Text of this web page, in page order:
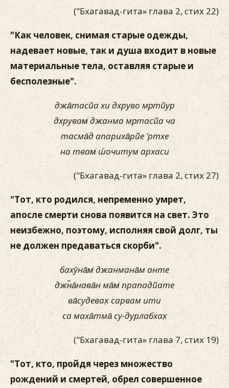
("Бхагавад-гита» глава 2, стих 22)
"Как человек, снимая старые одежды,
надевает новые, так и душа входит в новые
материальные тела, оставляя старые и
бесполезные".
джа̄тасйа хи дхруво мр̣тйур
дхрувам̇ джанма мр̣тасйа ча
тасма̄д апариха̄рйе ’ртхе
на твам̇ ш́очитум архаси
("Бхагавад-гита» глава 2, стих 27)
"Тот, кто родился, непременно умрет,
апосле смерти снова появится на свет. Это
неизбежно, поэтому, исполняя свой долг, ты
не должен предаваться скорби".
бахӯна̄м̇ джанмана̄м анте
джн̃а̄нава̄н ма̄м̇ прападйате
ва̄судевах̣ сарвам ити
са маха̄тма̄ су-дурлабхах̣
("Бхагавад-гита» глава 7, стих 19)
"Тот, кто, пройдя через множество
рождений и смертей, обрел совершенное